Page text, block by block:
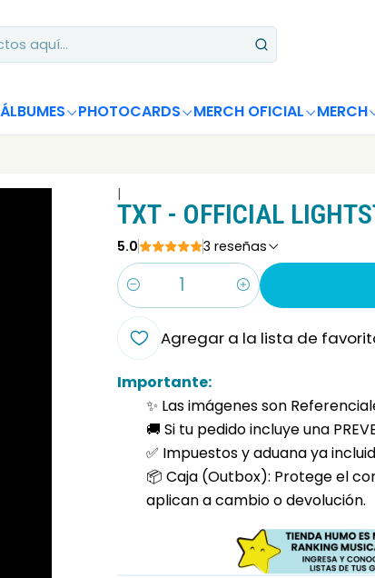
ÁLBUMES PHOTOCARDS MERCH OFICIAL MERCH
|
TXT - OFFICIAL
5.0 3 reseñas
Cantidad
Agregar a la lista de
Importante:
✨ Las imágenes son
🚚 Si tu pedido incluye una
✅ Impuestos y aduana ya
📦 Caja (Outbox): Protege el
aplican a cambio o devolución.